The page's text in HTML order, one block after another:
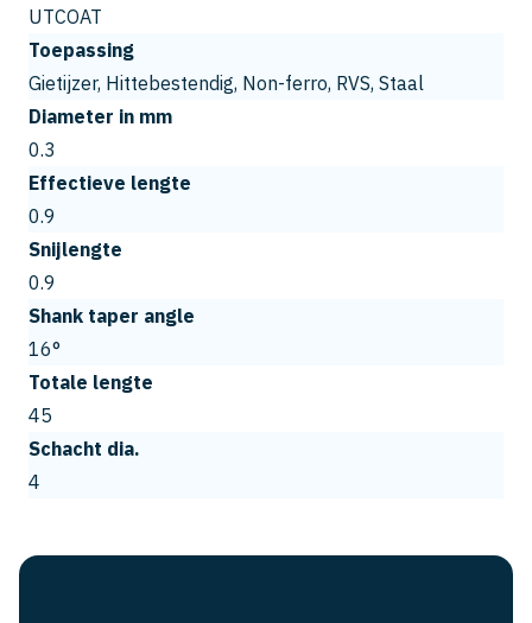
UTCOAT
Toepassing
Gietijzer, Hittebestendig, Non-ferro, RVS, Staal
Diameter in mm
0.3
Effectieve lengte
0.9
Snijlengte
0.9
Shank taper angle
16°
Totale lengte
45
Schacht dia.
4